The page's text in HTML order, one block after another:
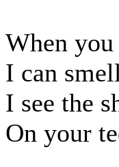
When
I can
I see the
On your